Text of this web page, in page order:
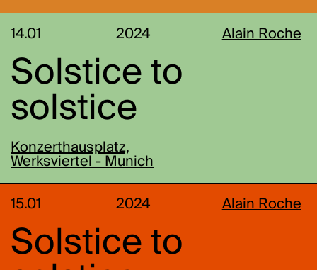
14.01 2024 Alain Roche
Solstice to
solstice
Konzerthausplatz,
Werksviertel - Munich
15.01 2024 Alain Roche
Solstice to